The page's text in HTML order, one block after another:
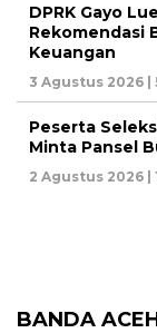
DPRK Gayo
Rekomendasi
Keuangan
3 Agustus 2026 |
Peserta
Minta Pansel
2 Agustus 2026 |
BANDA